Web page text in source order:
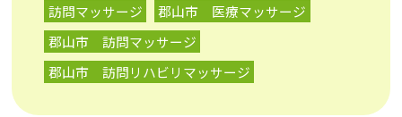
訪問マッサージ
郡山市 医療マッサージ
郡山市 訪問マッサージ
郡山市 訪問リハビリマッサージ